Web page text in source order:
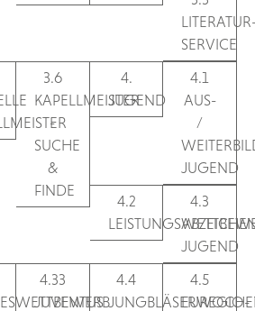
SERVICE
3.6
KAPELLMEISTER
-
SUCHE
&
FINDE
4.
JUGEND
4.1
AUS-
/
JUGEND
4.2
4.3
JUGEND
4.33
JUVENTUS
4.4
4.5
EUREGIO-